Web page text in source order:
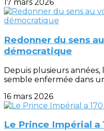
17 mars 2026
Redonner du sens
démocratique
Depuis plusieurs
semble enfermée dans
16 mars 2026
Le Prince Impérial